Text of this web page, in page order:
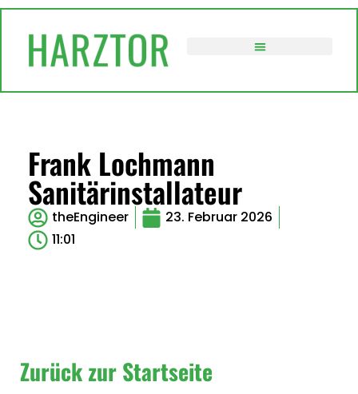
Frank Lochmann
Sanitärinstallateur
theEngineer
23. Februar 2026
11:01
Zurück zur Startseite